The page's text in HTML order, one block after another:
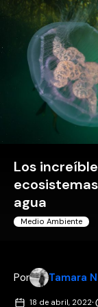
Los
agua
Medio Ambiente
Por Tamara
18 de abril, 2022·